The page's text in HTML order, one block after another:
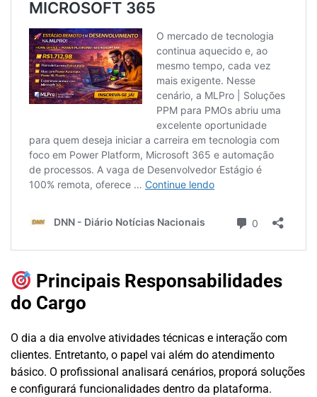
Principais Responsabilidades
do Cargo
O dia a dia envolve atividades técnicas e interação com
clientes. Entretanto, o papel vai além do atendimento
básico. O profissional analisará cenários, proporá soluções
e configurará funcionalidades dentro da plataforma.